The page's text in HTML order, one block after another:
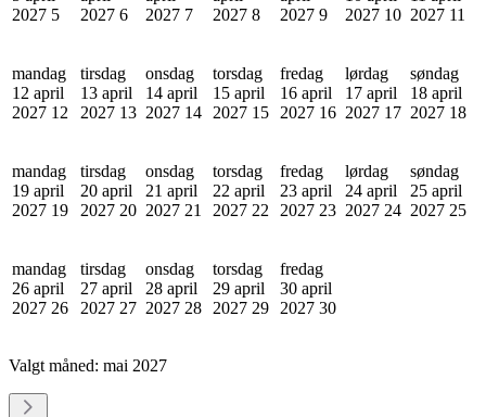
2027 5
2027 6
2027 7
2027 8
2027 9
2027 10 2027 11
mandag
12 april
2027 12
tirsdag
13 april
2027 13
onsdag
14 april
2027 14
torsdag
15 april
2027 15
fredag
16 april
2027 16
lørdag
17 april
2027 17
søndag
18 april
2027 18
mandag
19 april
2027 19
tirsdag
20 april
2027 20
onsdag
21 april
2027 21
torsdag
22 april
2027 22
fredag
23 april
2027 23
lørdag
24 april
2027 24
søndag
25 april
2027 25
mandag
26 april
2027 26
tirsdag
27 april
2027 27
onsdag
28 april
2027 28
torsdag
29 april
2027 29
fredag
30 april
2027 30
Valgt måned: mai 2027